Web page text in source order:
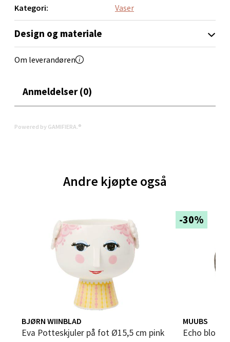
Kategori: Vaser
Design og materiale
Om leverandøren
Anmeldelser (0)
Powered by GAMIFIERA.®
Andre kjøpte også
BJØRN WIINBLAD
Eva Potteskjuler på fot Ø15,5 cm pink
-30%
MUUBS
Echo
Oppdal - Aunasenteret
Åpent i dag 10-19
Orkanger - Thon Senter Orkanger
Åpent i dag 09-20
0 i butikk
Sandvika - Thon Senter Sandvika